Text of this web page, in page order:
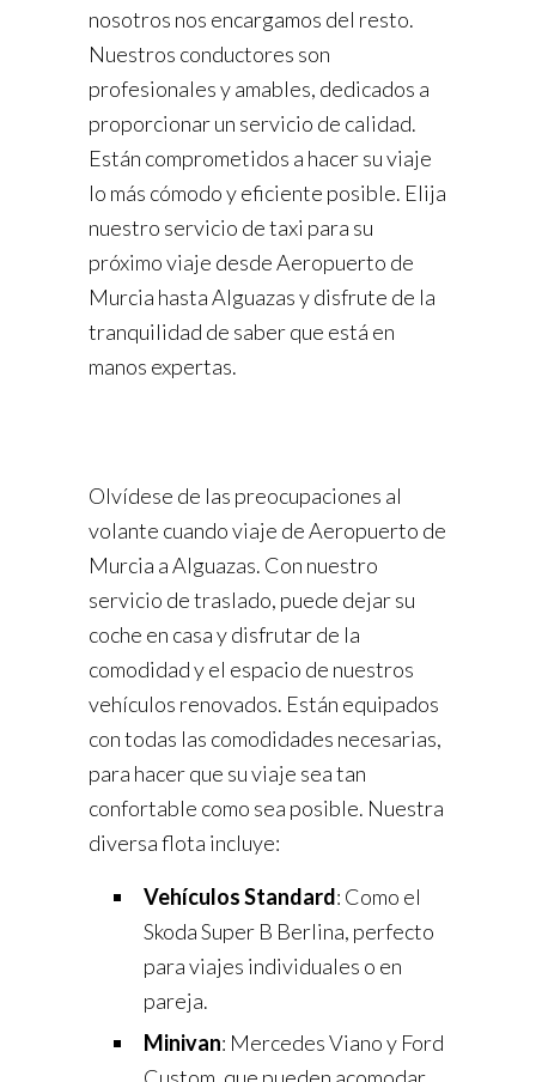
nosotros nos encargamos del resto.
Nuestros conductores son
profesionales y amables, dedicados a
proporcionar un servicio de calidad.
Están comprometidos a hacer su viaje
lo más cómodo y eficiente posible. Elija
nuestro servicio de taxi para su
próximo viaje desde Aeropuerto de
Murcia hasta Alguazas y disfrute de la
tranquilidad de saber que está en
manos expertas.
Olvídese de las preocupaciones al
volante cuando viaje de Aeropuerto de
Murcia a Alguazas. Con nuestro
servicio de traslado, puede dejar su
coche en casa y disfrutar de la
comodidad y el espacio de nuestros
vehículos renovados. Están equipados
con todas las comodidades necesarias,
para hacer que su viaje sea tan
confortable como sea posible. Nuestra
diversa flota incluye:
Vehículos Standard: Como el
Skoda Super B Berlina, perfecto
para viajes individuales o en
pareja.
Minivan: Mercedes Viano y Ford